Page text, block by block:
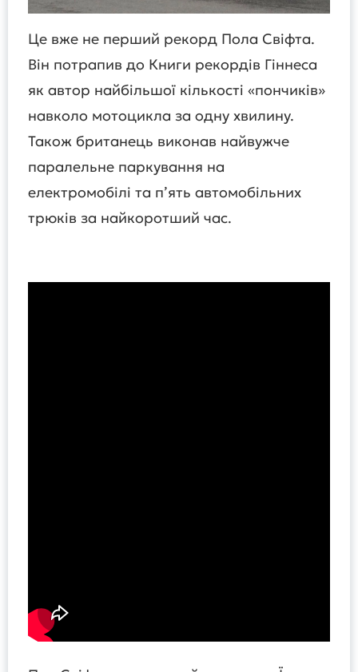
Це вже не перший рекорд Пола Свіфта.
Він потрапив до Книги рекордів Гіннеса
як автор найбільшої кількості «пончиків»
навколо мотоцикла за одну хвилину.
Також британець виконав найвужче
паралельне паркування на
електромобілі та п’ять автомобільних
трюків за найкоротший час.